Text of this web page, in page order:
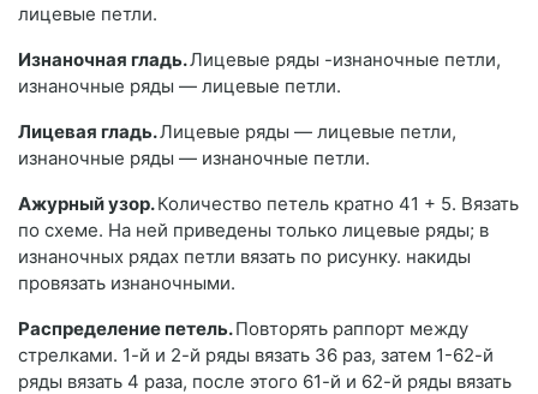
лицевые петли.
Изнаночная гладь.Лицевые ряды -изнаночные петли,
изнаночные ряды — лицевые петли.
Лицевая гладь.Лицевые ряды — лицевые петли,
изнаночные ряды — изнаночные петли.
Ажурный узор.Количество петель кратно 41 + 5. Вязать
по схеме. На ней приведены только лицевые ряды; в
изнаночных рядах петли вязать по рисунку. накиды
провязать изнаночными.
Распределение петель.Повторять раппорт между
стрелками. 1-й и 2-й ряды вязать 36 раз, затем 1-62-й
ряды вязать 4 раза, после этого 61-й и 62-й ряды вязать